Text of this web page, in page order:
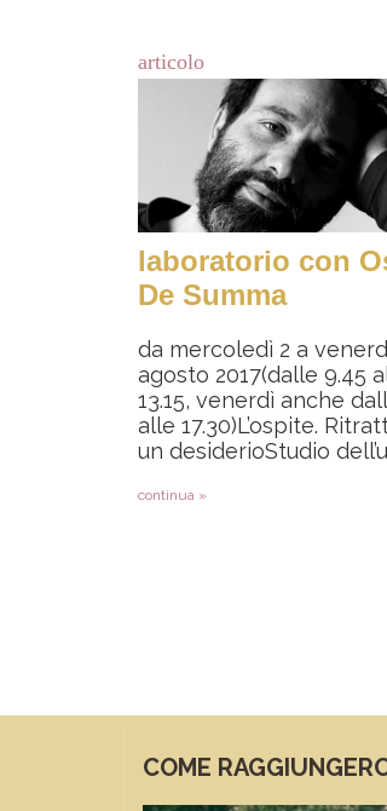
articolo
laboratorio con
De Summa
da mercoledì 2 a
agosto 2017(dalle 9.45
13.15, venerdì anche
alle 17.30)L’ospite.
un desiderioStudio
continua »
COME